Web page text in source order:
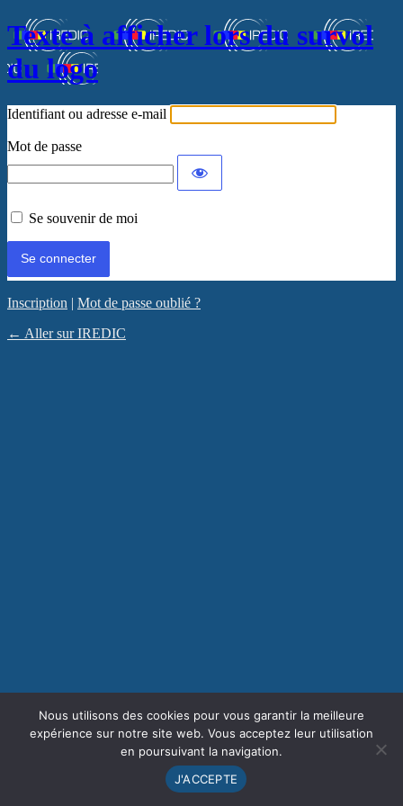
Texte à afficher lors du survol
du logo
Identifiant ou adresse e-mail
Mot de passe
Se souvenir de moi
Inscription | Mot de passe oublié ?
← Aller sur IREDIC
Nous utilisons des cookies pour vous garantir la meilleure
expérience sur notre site web. Vous acceptez leur utilisation
en poursuivant la navigation.
J'ACCEPTE